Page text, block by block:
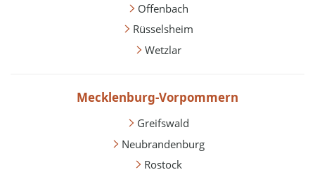
Offenbach
Rüsselsheim
Wetzlar
Mecklenburg-Vorpommern
Greifswald
Neubrandenburg
Rostock